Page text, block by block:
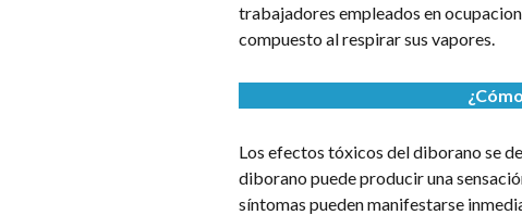
trabajadores empleados en
compuesto al respirar sus vapores.
Los efectos tóxicos del diborano se
diborano puede producir una
síntomas pueden manifestarse